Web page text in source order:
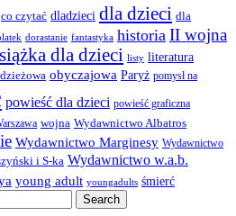
co czytać dladzieci dla dzieci dla
dorastanie fantastyka historia II wojna
dla dzieci listy literatura
obyczajowa Paryż pomysł na
powieść dla dzieci powieść graficzna
wojna Wydawnictwo Albatros
Wydawnictwo Marginesy Wydawnictwo
i S-ka Wydawnictwo w.a.b.
young adult youngadults śmierć